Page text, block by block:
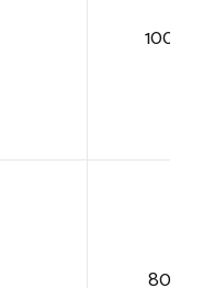
100+
80+